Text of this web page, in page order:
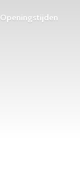
Openingstijden